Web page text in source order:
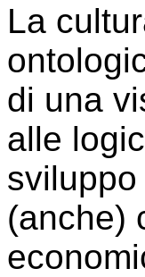
La
di una
alle
(anche)